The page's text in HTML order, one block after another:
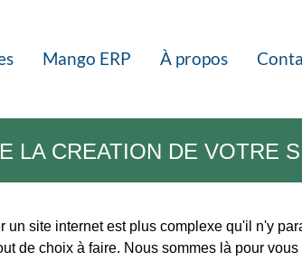
Mango ERP À propos
LA CREATION DE VOTRE
un site internet est plus complexe qu'il n'y
de choix à faire. Nous sommes là pour